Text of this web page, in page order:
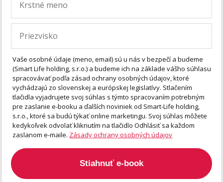
Vaše osobné údaje (meno, email) sú u nás v bezpečí a budeme
(Smart Life holding, s.r.o.) a budeme ich na základe vášho súhlasu
spracovávať podľa zásad ochrany osobných údajov, ktoré
vychádzajú zo slovenskej a európskej legislatívy. Stlačením
tlačidla vyjadrujete svoj súhlas s týmto spracovaním potrebným
pre zaslanie e-booku a ďalších noviniek od Smart-Life holding,
s.r.o., ktoré sa budú týkať online marketingu. Svoj súhlas môžete
kedykoľvek odvolať kliknutím na tlačidlo Odhlásiť sa každom
zaslanom e-maile. Zásady ochrany osobných údajov
Stiahnuť e-book